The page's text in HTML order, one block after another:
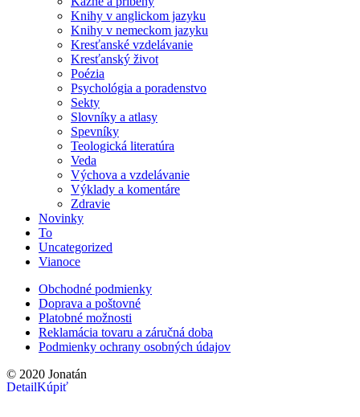
DetailKúpiť
Knihy v anglickom jazyku
Knihy v nemeckom jazyku
Kresťanské vzdelávanie
Kresťanský život
Poézia
Psychológia a poradenstvo
Sekty
Slovníky a atlasy
Spevníky
Teologická literatúra
Veda
Výchova a vzdelávanie
Výklady a komentáre
Zdravie
Novinky
To
Uncategorized
Vianoce
Obchodné podmienky
Doprava a poštovné
Platobné možnosti
Reklamácia tovaru a záručná doba
Podmienky ochrany osobných údajov
© 2020 Jonatán